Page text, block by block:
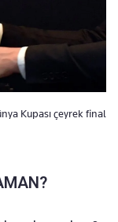
Kupası çeyrek final